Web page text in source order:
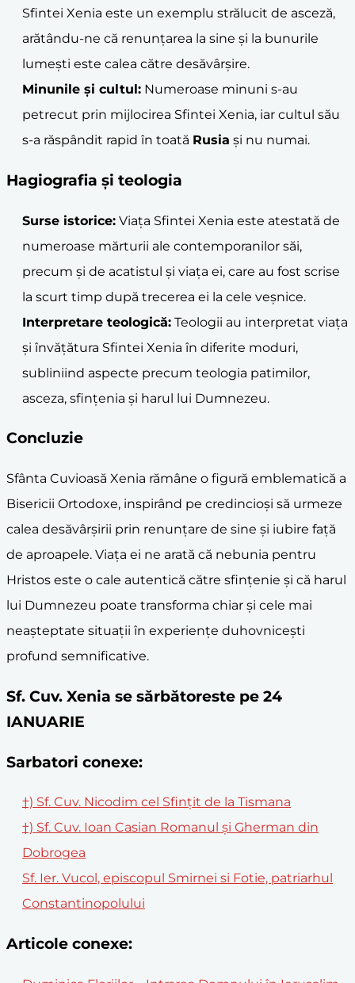
Sfintei Xenia este un exemplu strălucit de asceză,
arătându-ne că renunțarea la sine și la bunurile
lumești este calea către desăvârșire.
Minunile și cultul: Numeroase minuni s-au
petrecut prin mijlocirea Sfintei Xenia, iar cultul său
s-a răspândit rapid în toată Rusia și nu numai.
Hagiografia și teologia
Surse istorice: Viața Sfintei Xenia este atestată de
numeroase mărturii ale contemporanilor săi,
precum și de acatistul și viața ei, care au fost scrise
la scurt timp după trecerea ei la cele veșnice.
Interpretare teologică: Teologii au interpretat viața
și învățătura Sfintei Xenia în diferite moduri,
subliniind aspecte precum teologia patimilor,
asceza, sfințenia și harul lui Dumnezeu.
Concluzie
Sfânta Cuvioasă Xenia rămâne o figură emblematică a
Bisericii Ortodoxe, inspirând pe credincioși să urmeze
calea desăvârșirii prin renunțare de sine și iubire față
de aproapele. Viața ei ne arată că nebunia pentru
Hristos este o cale autentică către sfințenie și că harul
lui Dumnezeu poate transforma chiar și cele mai
neașteptate situații în experiențe duhovnicești
profund semnificative.
Sf. Cuv. Xenia se sărbătoreste pe 24
IANUARIE
Sarbatori conexe:
†) Sf. Cuv. Nicodim cel Sfințit de la Tismana
†) Sf. Cuv. Ioan Casian Romanul și Gherman din
Dobrogea
Sf. Ier. Vucol, episcopul Smirnei si Fotie, patriarhul
Constantinopolului
Articole conexe: